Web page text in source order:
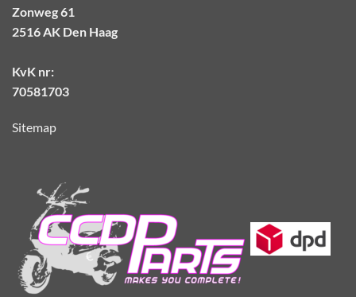
Zonweg 61
2516 AK Den Haag
KvK nr:
70581703
Sitemap